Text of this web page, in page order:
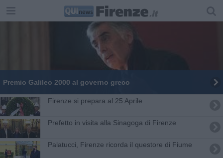
Premio Galileo 2000 al governo greco
Firenze si prepara al 25 Aprile
Prefetto in visita alla Sinagoga di Firenze
Palatucci, Firenze ricorda il questore di Fiume